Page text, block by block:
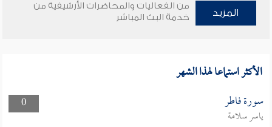
المزيد
من الفعاليات والمحاضرات الأرشيفية من
خدمة البث المباشر
الأكثر استماعا لهذا الشهر
0 سورة فاطر
ياسر سلامة